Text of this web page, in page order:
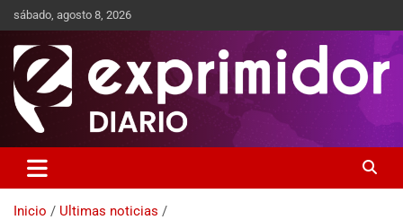
sábado, agosto 8, 2026
Exprimidor media
Inicio
Ultimas noticias